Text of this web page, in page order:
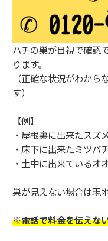
ハチの巣が目視で確認
ります。
（正確な状況がわか
す）
【例】
・屋根裏に出来たスズ
・床下に出来たミツバ
・土中に出来ているオ
巣が見えない場合は現
※電話で料金を伝えな